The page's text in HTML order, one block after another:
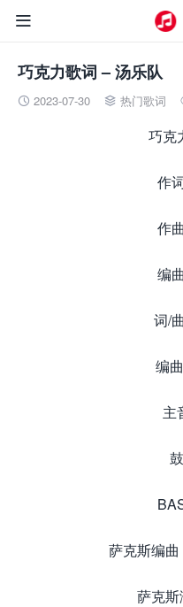

巧克力歌词 – 汤乐队
 2023-07-30  热门歌词
巧克
作
作
编
词/
编
主
萨克斯编
萨克